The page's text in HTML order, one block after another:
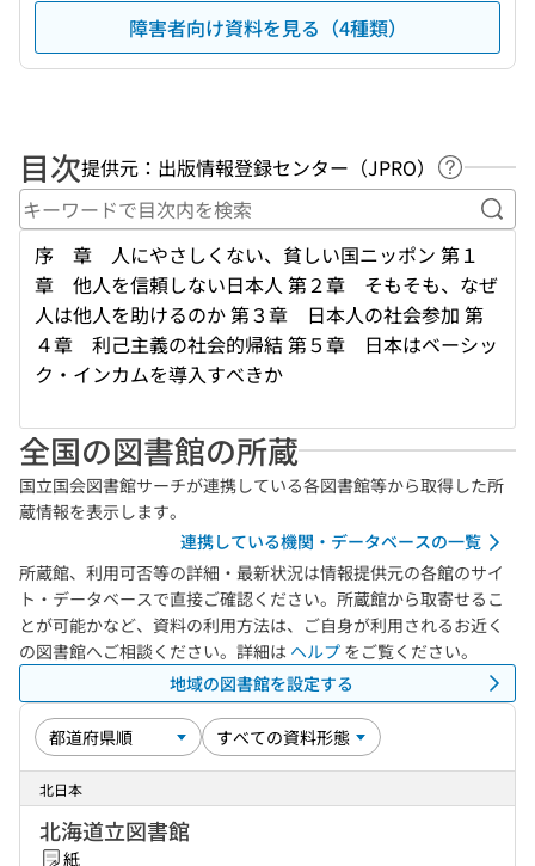
障害者向け資料を見る（4種類）
目次提供元：出版情報登録センター（JPRO）
ヘルプペ
キ
序 章 人にやさしくない、貧しい国ニッポン 第１
章 他人を信頼しない日本人 第２章 そもそも、なぜ
人は他人を助けるのか 第３章 日本人の社会参加 第
４章 利己主義の社会的帰結 第５章 日本はベーシッ
ク・インカムを導入すべきか
全国の図書館の所蔵
国立国会図書館サーチが連携している各図書館等から取得した所
蔵情報を表示します。
連携している機関・データベースの一覧
所蔵館、利用可否等の詳細・最新状況は情報提供元の各館のサイ
ト・データベースで直接ご確認ください。所蔵館から取寄せるこ
とが可能かなど、資料の利用方法は、ご自身が利用されるお近く
の図書館へご相談ください。詳細は ヘルプ をご覧ください。
地域の図書館を設定する
北日本
北海道立図書館
紙